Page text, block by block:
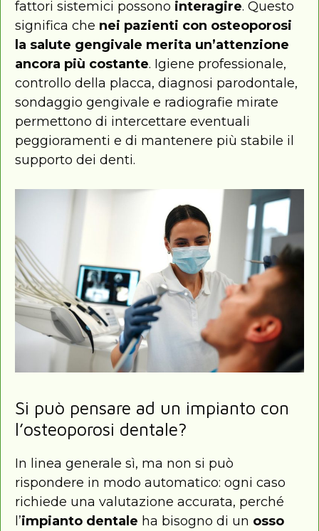
fattori sistemici possono interagire. Questo
significa che nei pazienti con osteoporosi
la salute gengivale merita un’attenzione
ancora più costante. Igiene professionale,
controllo della placca, diagnosi parodontale,
sondaggio gengivale e radiografie mirate
permettono di intercettare eventuali
peggioramenti e di mantenere più stabile il
supporto dei denti.
Si può pensare ad un impianto con
l’osteoporosi dentale?
In linea generale sì, ma non si può
rispondere in modo automatico: ogni caso
richiede una valutazione accurata, perché
l’impianto dentale ha bisogno di un osso